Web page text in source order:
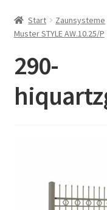
Start Zaunsysteme
Muster STYLE AW.10.25/P
290-